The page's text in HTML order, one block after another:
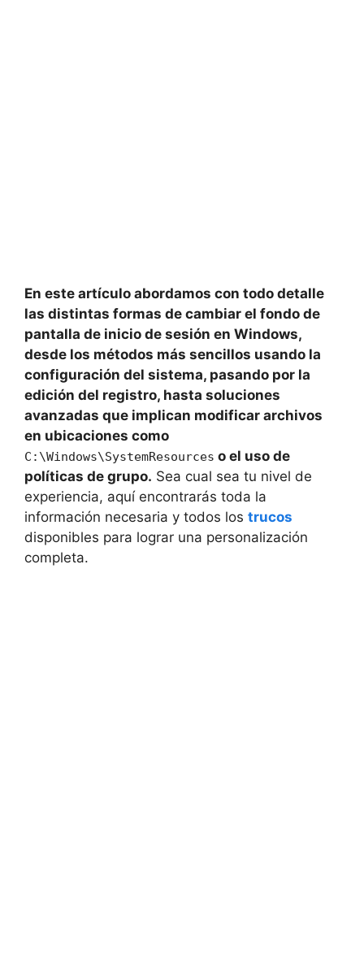
En este artículo abordamos con todo detalle
las distintas formas de cambiar el fondo de
pantalla de inicio de sesión en Windows,
desde los métodos más sencillos usando la
configuración del sistema, pasando por la
edición del registro, hasta soluciones
avanzadas que implican modificar archivos
en ubicaciones como
C:\Windows\SystemResources o el uso de
políticas de grupo. Sea cual sea tu nivel de
experiencia, aquí encontrarás toda la
información necesaria y todos los trucos
disponibles para lograr una personalización
completa.